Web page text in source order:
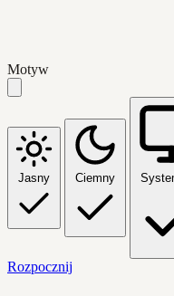
Motyw
Jasny Ciemny
Rozpocznij